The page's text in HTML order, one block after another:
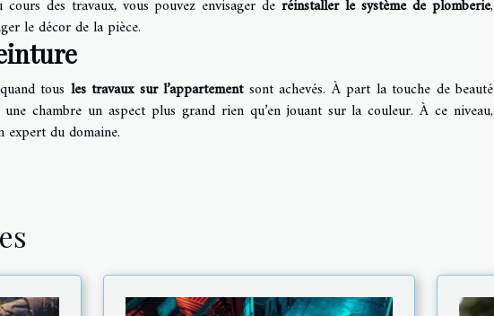
des travaux, vous pouvez envisager deréinstaller le système de plomberie,
le décor de la pièce.
tous les travaux sur l’appartementsont achevés. À part la touche de beauté
chambre un aspect plus grand rien qu’en jouant sur la couleur. À ce niveau,
expert du domaine.